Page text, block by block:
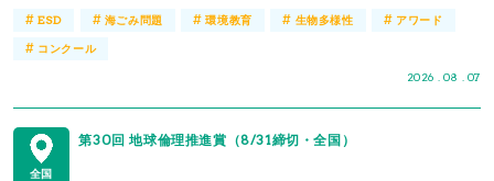
2026 . 08 . 07
#ESD # 海ごみ問題 #環境教育 # 生物多様性 # アワード
# コンクール
全国
第30回 地球倫理推進賞（8/31締切・全国）